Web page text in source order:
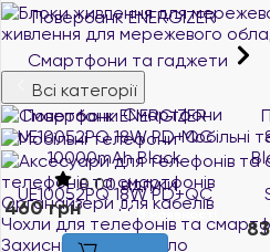
живлення для мережевого
Смартфони та гаджети
Всі категорії
Смартфони
Мобільні
телефонів та смартфонів
Органайзери для кабелів
Чохли для телефонів та
Захисні плівки та скло
Повербанк COLORWAY
Slim PD+QC 10000mAh
Black (CW-PB100LPG3BK-
PD)
0.00 відгуки
В наявності
837 грн